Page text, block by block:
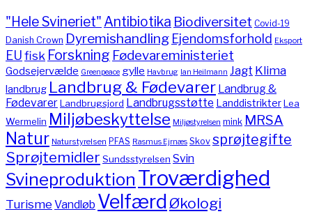
"Hele Svineriet" Antibiotika Biodiversitet Covid-19
Danish Crown Dyremishandling Ejendomsforhold Eksport
EUfisk Forskning Fødevareministeriet
Godsejervælde Greenpeace gylle Havbrug Ian Heilmann Jagt Klima
landbrug Landbrug & Fødevarer Landbrug &
FødevarerLandbrugsjord Landbrugsstøtte LanddistrikterLea
Wermelin Miljøbeskyttelse Miljøstyrelsen mink MRSA
Natur Naturstyrelsen PFAS Rasmus Ejrnæs Skov sprøjtegifte
Sprøjtemidler Sundsstyrelsen Svin
Svineproduktion Troværdighed
TurismeVandløb Velfærd Økologi